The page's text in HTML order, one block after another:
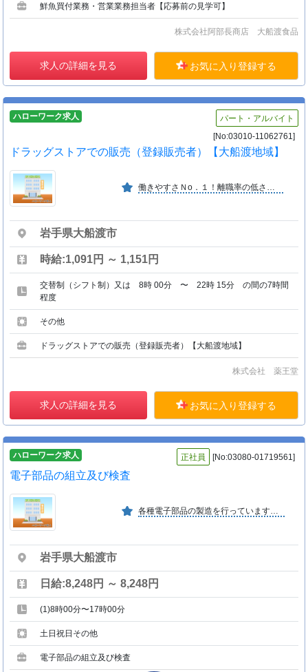
鮮魚買付業務・営業業務担当者【応募前の見学可】
株式会社阿部長商店 大船渡食品
求人の詳細を見る お気に入り登録する
ハローワーク求人
パート・アルバイト
[No:03010-11062761]
ドラッグストアでの販売（登録販売者）【大船渡地域】
岩手県大船渡市
時給:1,091円 ～ 1,151円
交替制（シフト制）又は 8時 00分 〜 22時 15分 の間の7時間
程度
その他
ドラッグストアでの販売（登録販売者）【大船渡地域】
株式会社 薬王堂
求人の詳細を見る お気に入り登録する
ハローワーク求人 正社員 [No:03080-01719561]
電子部品の組立及び検査
各種電子部品の製造を行っています。多様化かつ高度化するお客様のニーズに対応すべく、研究開発、工程改善に力を入れています。
岩手県大船渡市
日給:8,248円 ～ 8,248円
(1)8時00分〜17時00分
土日祝日その他
電子部品の組立及び検査